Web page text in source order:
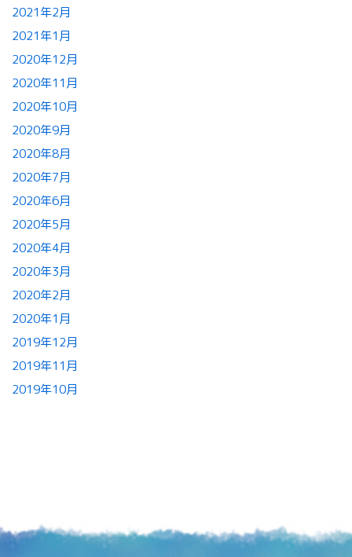
2021年2月
2021年1月
2020年12月
2020年11月
2020年10月
2020年9月
2020年8月
2020年7月
2020年6月
2020年5月
2020年4月
2020年3月
2020年2月
2020年1月
2019年12月
2019年11月
2019年10月